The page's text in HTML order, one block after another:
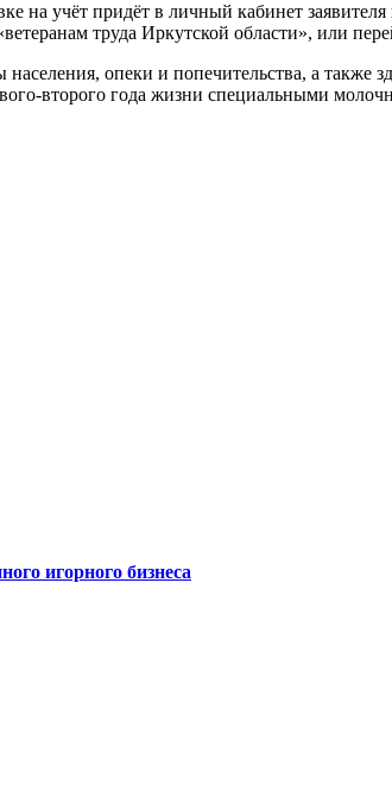
на учёт придёт в личный кабинет
труда Иркутской области», или
опеки и попечительства, а также
второго года жизни специальными
игорного бизнеса